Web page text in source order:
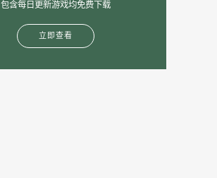
包含每日更新游戏均免费下载
立即查看